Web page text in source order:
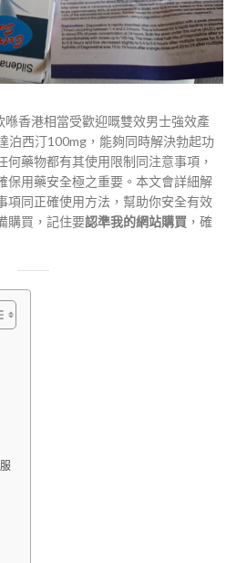
香港相當受歡迎嘅雙效男士強效產
泊西汀100mg，能夠同時解決勃起功
何藥物都有其使用限制同注意事項，
保用藥安全極之重要。本文會詳細解
項同正確使用方法，幫助你安全有效
購買，記住要認準我的網站購買 ，確